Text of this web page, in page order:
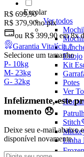
Escolar
Ver todos
Estojo
Kit
Potes
Ver
Linha
R$ 699,90
R$ 379,90no pix
ou R$ 399,90 em8x
Garantia Vitalícia *
Selecione um tamanho
P- 10kg
M- 23kg
G- 32kg
Infelizmente, este
momento 😞
Deixe seu e-mail abaixo
disponível novamente.